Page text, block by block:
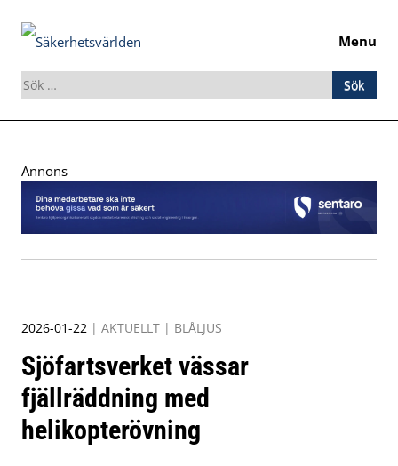
Menu
Sök
efter:
to
Annons
2026-01-22 | AKTUELLT | BLÅLJUS
Sjöfartsverket vässar
fjällräddning med
helikopterövning